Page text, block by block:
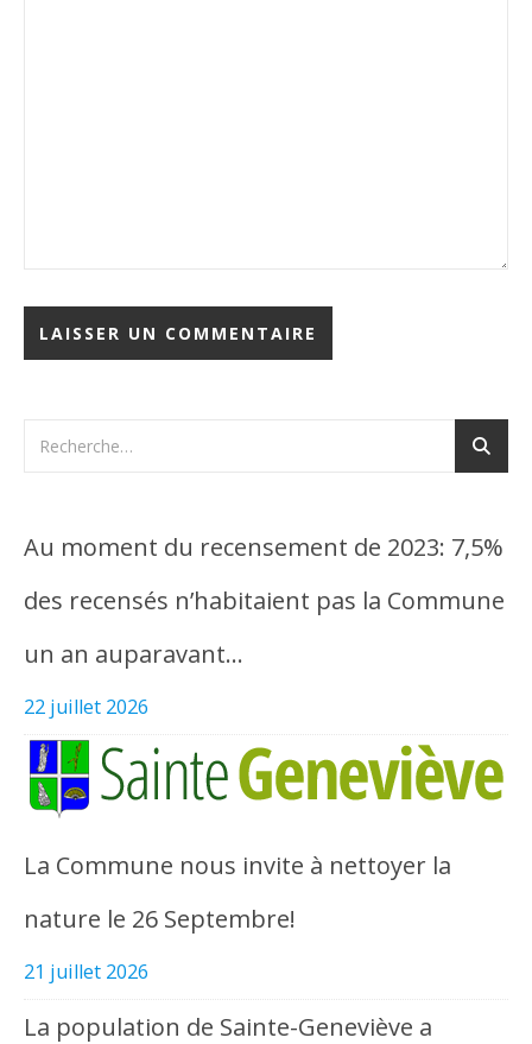
Au moment du recensement de 2023: 7,5%
des recensés n’habitaient pas la Commune
un an auparavant…
22 juillet 2026
La Commune nous invite à nettoyer la
nature le 26 Septembre!
21 juillet 2026
La population de Sainte-Geneviève a